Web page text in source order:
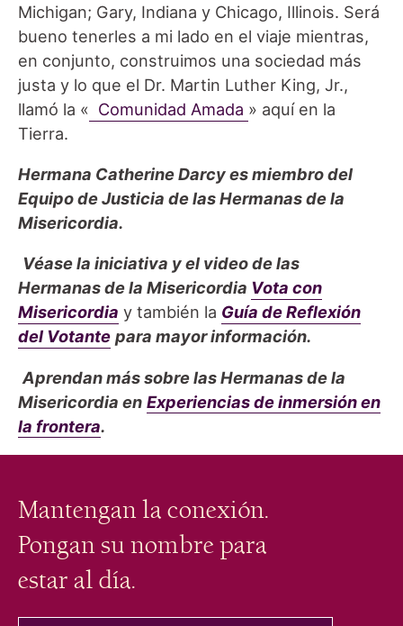
Michigan; Gary, Indiana y Chicago, Illinois. Será
bueno tenerles a mi lado en el viaje mientras,
en conjunto, construimos una sociedad más
justa y lo que el Dr. Martin Luther King, Jr.,
llamó la « Comunidad Amada » aquí en la
Tierra.
Hermana Catherine Darcy es miembro del
Equipo de Justicia de las Hermanas de la
Misericordia.
Véase la iniciativa y el video de las
Hermanas de la Misericordia Vota con
Misericordia y también la Guía de Reflexión
del Votante para mayor información.
Aprendan más sobre las Hermanas de la
Misericordia en Experiencias de inmersión en
la frontera.
Mantengan la conexión.
Pongan su nombre para
estar al día.